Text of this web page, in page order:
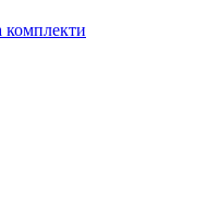
комплекти